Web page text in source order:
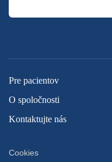
Pre pacientov
O spoločnosti
Kontaktujte nás
Cookies